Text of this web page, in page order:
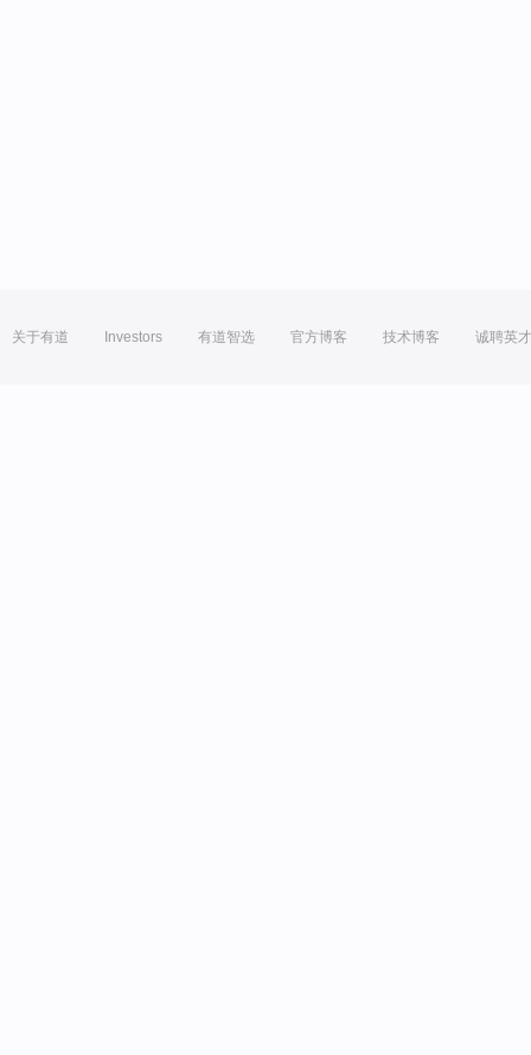
关于有道 Investors 有道智选 官方博客 技术博客 诚聘英才